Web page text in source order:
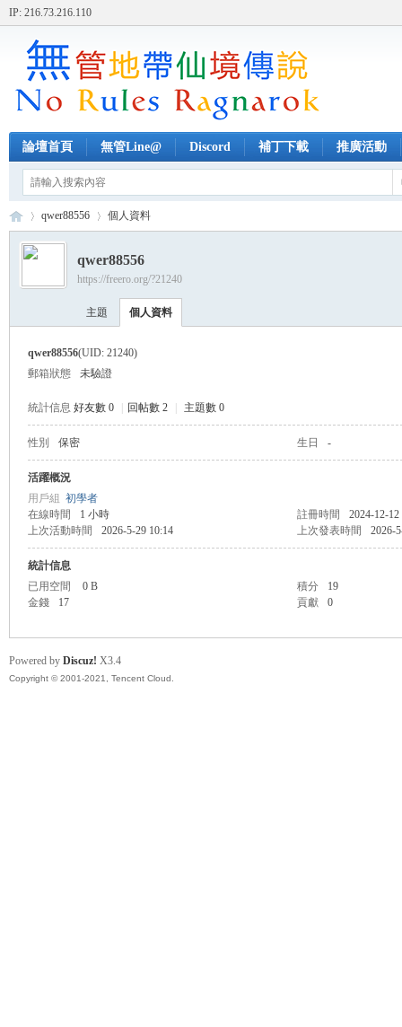
IP: 216.73.216.110
論壇首頁 無管Line@ Discord 補丁下載 推廣活動
›
qwer88556 個人資料
qwer88556
https://freero.org/?21240
主題 個人資料
qwer88556(UID: 21240)
郵箱狀態
未驗證
統計信息 好友數 0 回帖數 2 主題數 0
性別 保密 生日 -
活躍概況
用戶組 初學者
在線時間
1 小時 註冊時間
2024-12-12
上次活動時間
2026-5-29 10:14 上次發表時間 2026-
統計信息
已用空間
0 B 積分
19
金錢
17 貢獻 0
Powered by Discuz! X3.4
Copyright © 2001-2021, Tencent Cloud.